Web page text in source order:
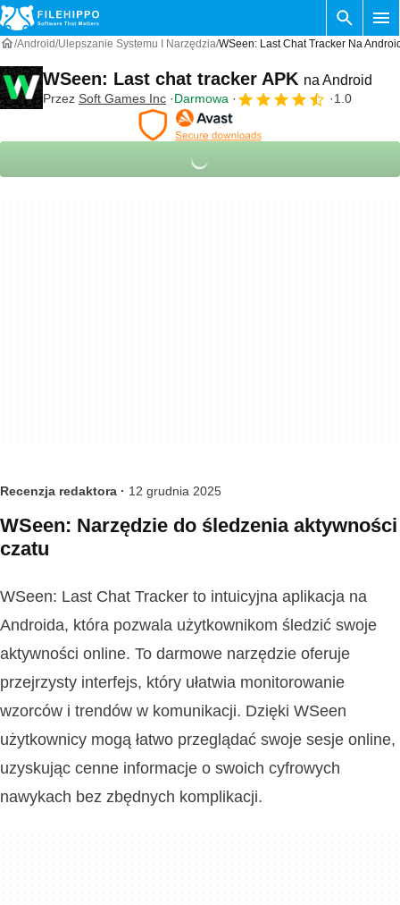
Android Ulepszanie Systemu I Narzędzia WSeen: Last Chat Tracker Na
WSeen: Last chat tracker APK na Android
Przez Soft Games Inc Darmowa 1.0
Recenzja redaktora · 12 grudnia 2025
WSeen: Narzędzie do śledzenia aktywności
czatu
WSeen: Last Chat Tracker to intuicyjna aplikacja na
Androida, która pozwala użytkownikom śledzić swoje
aktywności online. To darmowe narzędzie oferuje
przejrzysty interfejs, który ułatwia monitorowanie
wzorców i trendów w komunikacji. Dzięki WSeen
użytkownicy mogą łatwo przeglądać swoje sesje online,
uzyskując cenne informacje o swoich cyfrowych
nawykach bez zbędnych komplikacji.